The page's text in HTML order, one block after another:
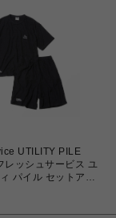
UTILITY PILE
レッシュサービス ユ
パイル セットアッ